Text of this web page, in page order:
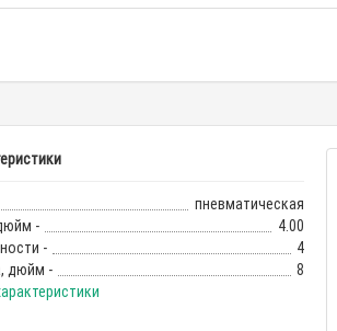
пневматическая
-
4.00
-
4
дюйм -
8